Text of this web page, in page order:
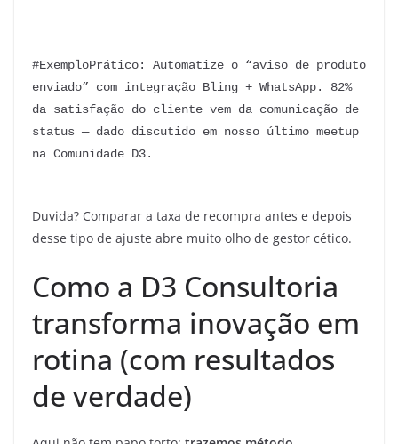
#ExemploPrático: Automatize o “aviso de produto
enviado” com integração Bling + WhatsApp. 82%
da satisfação do cliente vem da comunicação de
status — dado discutido em nosso último meetup
na Comunidade D3.
Duvida? Comparar a taxa de recompra antes e depois
desse tipo de ajuste abre muito olho de gestor cético.
Como a D3 Consultoria
transforma inovação em
rotina (com resultados
de verdade)